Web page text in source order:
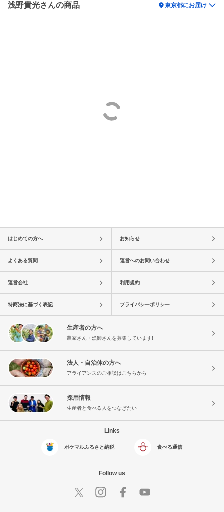
浅野貴光さんの商品 location_on東京都にお届け
はじめての方へ お知らせ
よくある質問 運営へのお問い合わせ
運営会社 利用規約
特商法に基づく表記 プライバシーポリシー
生産者の方へ
農家さん・漁師さんを募集しています!
法人・自治体の方へ
アライアンスのご相談はこちらから
採用情報
生産者と食べる人をつなぎたい
Links
ポケマルふるさと納税 食べる通信
Follow us